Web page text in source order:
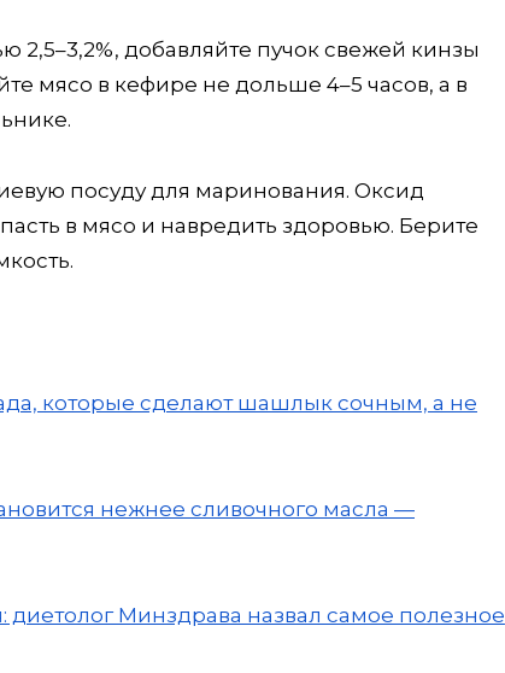
добавляйте пучок свежей кинзы
мясо в кефире не дольше 4–5 часов, а в
посуду для маринования. Оксид
в мясо и навредить здоровью. Берите
которые сделают шашлык сочным, а не
нежнее сливочного масла —
Минздрава назвал самое полезное